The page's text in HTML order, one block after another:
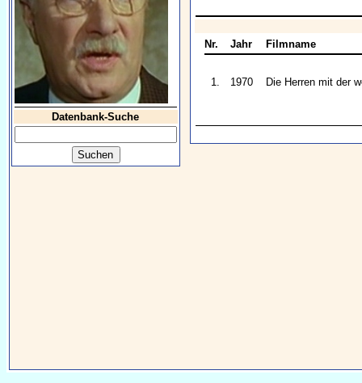
Datenbank-Suche
Nr. Jahr Filmname
1. 1970 Die Herren mit der